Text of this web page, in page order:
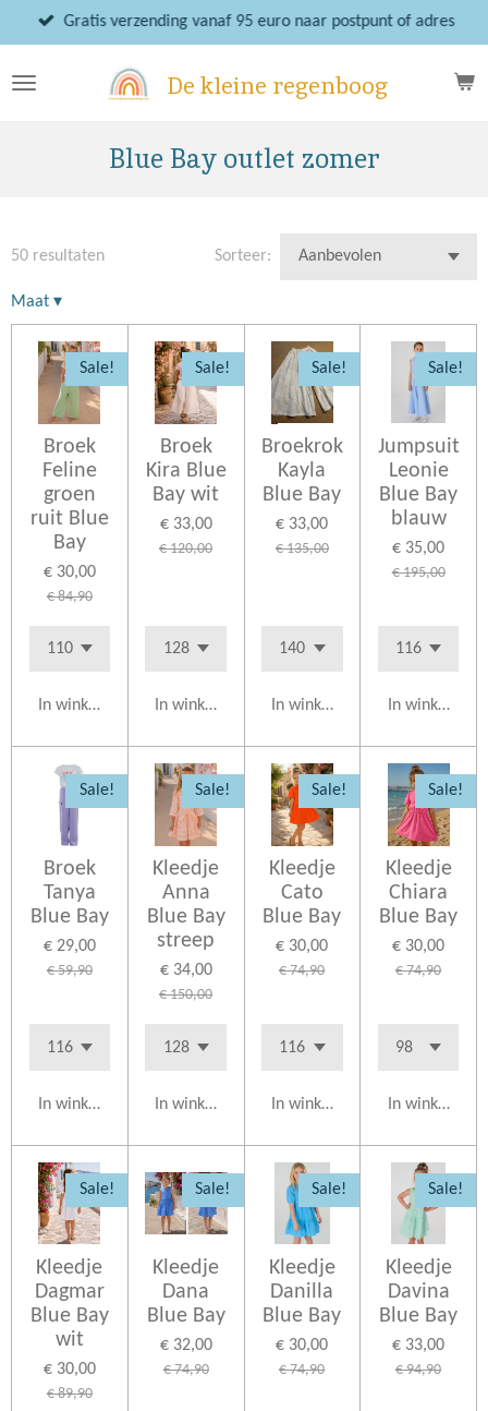
direct
naar
De kleine regenboog
Gratis verzending vanaf 95 euro naar postpunt of adres
Blue Bay outlet zomer
50 resultaten Sorteer:
Maat ▾
Sale!
Broek
Feline
groen
ruit Blue
Bay
€ 30,00
€ 84,90
In winkelwagen
Sale!
Broek
Kira Blue
Bay wit
€ 33,00
€ 120,00
In winkelwagen
Sale!
Broekrok
Kayla
Blue Bay
€ 33,00
€ 135,00
In winkelwagen
Sale!
Jumpsuit
Leonie
Blue Bay
blauw
€ 35,00
€ 195,00
In
Sale!
Broek
Tanya
Blue Bay
€ 29,00
€ 59,90
In winkelwagen
Sale!
Kleedje
Anna
Blue Bay
streep
€ 34,00
€ 150,00
In winkelwagen
Sale!
Kleedje
Cato
Blue Bay
€ 30,00
€ 74,90
In winkelwagen
Sale!
Kleedje
Chiara
Blue Bay
€ 30,00
€ 74,90
In
Sale!
Kleedje
Dagmar
Blue Bay
wit
€ 30,00
€ 89,90
Sale!
Kleedje
Dana
Blue Bay
€ 32,00
€ 74,90
Sale!
Kleedje
Danilla
Blue Bay
€ 30,00
€ 74,90
Sale!
Kleedje
Davina
Blue Bay
€ 33,00
€ 94,90